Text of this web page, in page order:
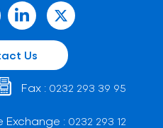
Us
Fax : 0232 293 39 95
Exchange : 0232 293 12